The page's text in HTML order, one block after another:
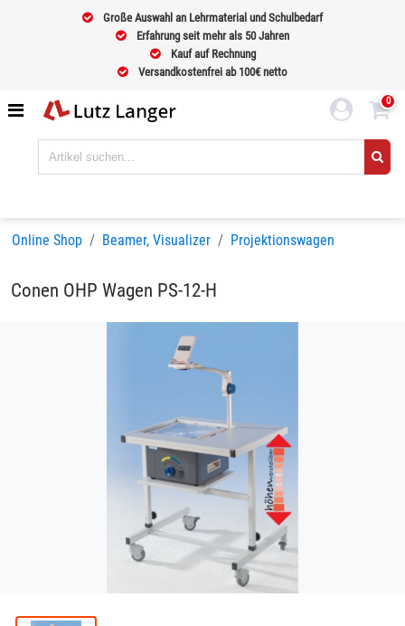
Große Auswahl an Lehrmaterial und Schulbedarf
Erfahrung seit mehr als 50 Jahren
Kauf auf Rechnung
Versandkostenfrei ab 100€ netto
0
Online Shop Beamer, Visualizer Projektionswagen
Conen OHP Wagen PS-12-H